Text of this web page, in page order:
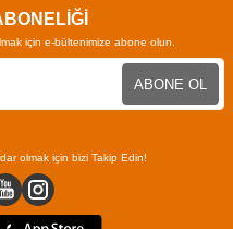
için e-bültenimize abone olun.
ABONE OL
olmak için bizi Takip Edin!